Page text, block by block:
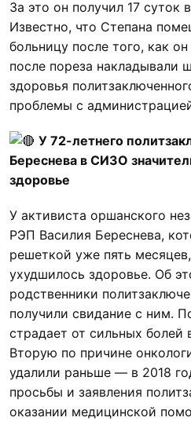
За это он получил 17 суток
Известно, что Степана
больницу после того, как
после пореза накладывали
здоровья
проблемы с
У 72-летнего
Береснева в СИЗО
здоровье
У активиста оршанского
РЭП Василия Береснева,
решеткой уже пять
ухудшилось здоровье. Об
родственники
получили свидание с ним.
страдает от сильных болей
Вторую по причине
удалили раньше — в 2018
просьбы и заявления
оказании медицинской